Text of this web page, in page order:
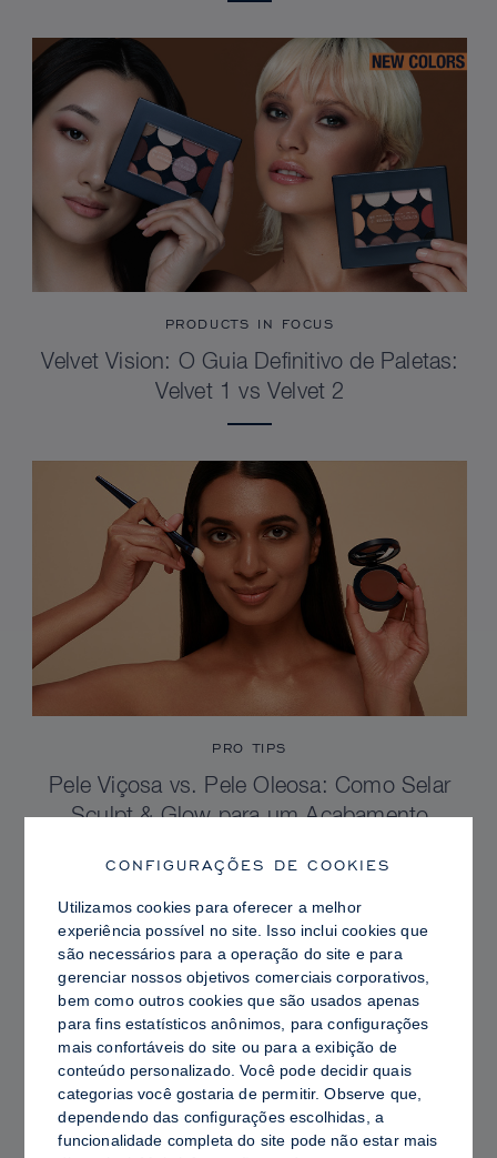
PRODUCTS IN FOCUS
Velvet Vision: O Guia Definitivo de Paletas:
Velvet 1 vs Velvet 2
PRO TIPS
Pele Viçosa vs. Pele Oleosa: Como Selar
Sculpt & Glow para um Acabamento
CONFIGURAÇÕES DE COOKIES
Utilizamos cookies para oferecer a melhor
experiência possível no site. Isso inclui cookies que
são necessários para a operação do site e para
gerenciar nossos objetivos comerciais corporativos,
bem como outros cookies que são usados ​​apenas
para fins estatísticos anônimos, para configurações
mais confortáveis ​​do site ou para a exibição de
conteúdo personalizado. Você pode decidir quais
categorias você gostaria de permitir. Observe que,
dependendo das configurações escolhidas, a
funcionalidade completa do site pode não estar mais